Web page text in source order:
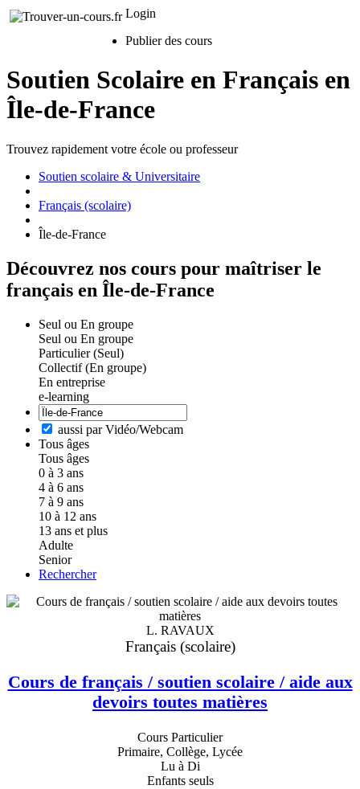
Login
Publier des cours
Soutien Scolaire en Français en
Île-de-France
Trouvez rapidement votre école ou professeur
Soutien scolaire & Universitaire
Français (scolaire)
Île-de-France
Découvrez nos cours pour maîtriser le
français en Île-de-France
Seul ou En groupe
Seul ou En groupe
Particulier (Seul)
Collectif (En groupe)
En entreprise
e-learning
aussi par Vidéo/Webcam
Tous âges
Tous âges
0 à 3 ans
4 à 6 ans
7 à 9 ans
10 à 12 ans
13 ans et plus
Adulte
Senior
Rechercher
L. RAVAUX
Français (scolaire)
Cours de français / soutien scolaire / aide aux
devoirs toutes matières
Cours Particulier
Primaire, Collège, Lycée
Lu à Di
Enfants seuls